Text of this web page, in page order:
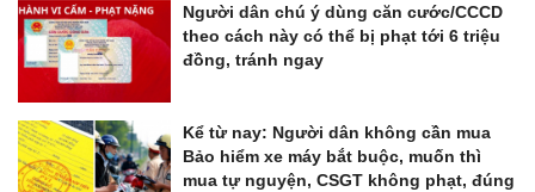
Người dân chú ý dùng căn cước/CCCD
theo cách này có thể bị phạt tới 6 triệu
đồng, tránh ngay
Kể từ nay: Người dân không cần mua
Bảo hiểm xe máy bắt buộc, muốn thì
mua tự nguyện, CSGT không phạt, đúng